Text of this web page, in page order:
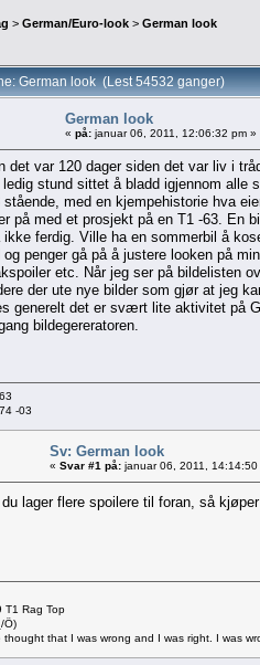
> German/Euro-look > German look
German look (Lest 54532 ganger)
German look
« på: januar 06, 2011, 12:06:32 pm »
det var 120 dager siden det var liv i
ledig stund sittet å bladd igjennom alle
stående, med en kjempehistorie hva
på med et prosjekt på en T1 -63. En
ikke ferdig. Ville ha en sommerbil å
og penger gå på å justere looken på
etc. Når jeg ser på bildelisten
der ute nye bilder som gjør at jeg
generelt det er svært lite aktivitet på
bildegereratoren.
-03
Sv: German look
« Svar #1 på: januar 06, 2011, 14:14:50
lager flere spoilere til foran, så
T1 Rag Top
Ö)
thought that I was wrong and I was right. I was